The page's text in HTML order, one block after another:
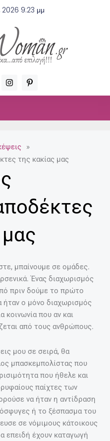
2026 9:23 μμ
I
n
s
P
i
n
-
p
»
της κακίας μας
μπαίνουμε σε ομάδες.
Ένας διαχωρισμός
πριν δούμε το πρώτο
ο μόνο διαχωρισμός
κοινωνία που αν και
από τους ανθρώπους.
μου σε σειρά, θα
μπασκεμπολίστας που
που ήθελε και
παίχτες των
να ήταν η αντίδραση
ή το ξέσπασμα του
σε νόμιμους κάτοικους
έχουν καταγωγή